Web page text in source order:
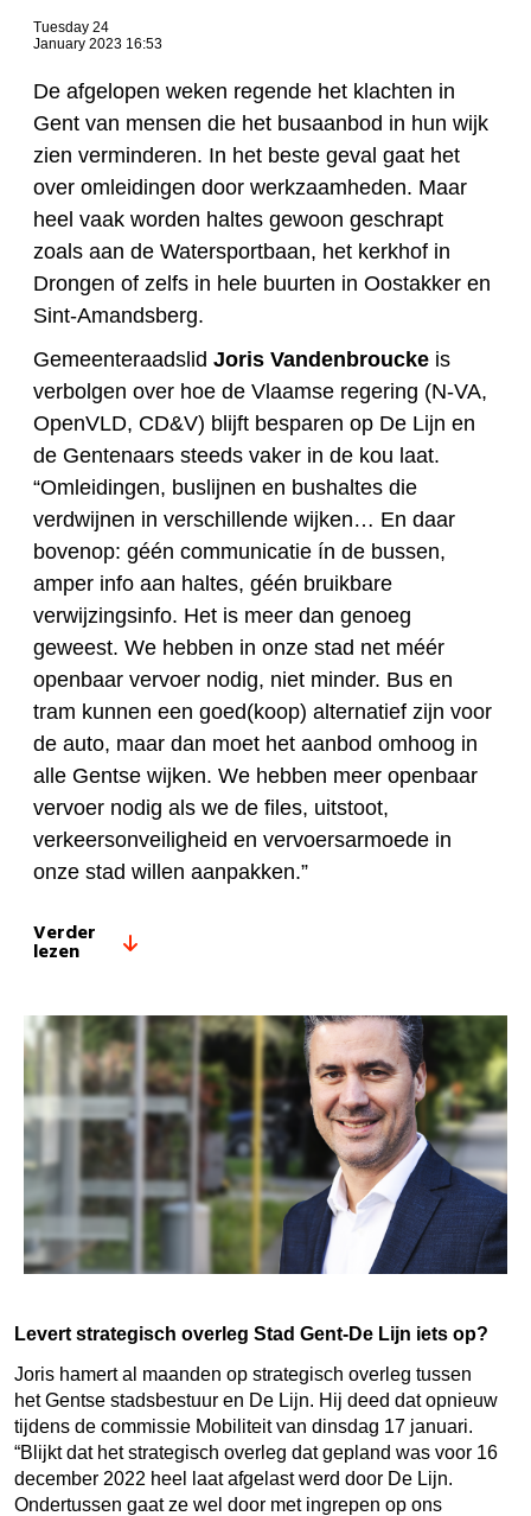
Tuesday 24
January 2023 16:53
De afgelopen weken regende het klachten in
Gent van mensen die het busaanbod in hun wijk
zien verminderen. In het beste geval gaat het
over omleidingen door werkzaamheden. Maar
heel vaak worden haltes gewoon geschrapt
zoals aan de Watersportbaan, het kerkhof in
Drongen of zelfs in hele buurten in Oostakker en
Sint-Amandsberg.
Gemeenteraadslid Joris Vandenbroucke is
verbolgen over hoe de Vlaamse regering (N-VA,
OpenVLD, CD&V) blijft besparen op De Lijn en
de Gentenaars steeds vaker in de kou laat.
“Omleidingen, buslijnen en bushaltes die
verdwijnen in verschillende wijken… En daar
bovenop: géén communicatie ín de bussen,
amper info aan haltes, géén bruikbare
verwijzingsinfo. Het is meer dan genoeg
geweest. We hebben in onze stad net méér
openbaar vervoer nodig, niet minder. Bus en
tram kunnen een goed(koop) alternatief zijn voor
de auto, maar dan moet het aanbod omhoog in
alle Gentse wijken. We hebben meer openbaar
vervoer nodig als we de files, uitstoot,
verkeersonveiligheid en vervoersarmoede in
onze stad willen aanpakken.”
Verder
lezen
Levert strategisch overleg Stad Gent-De Lijn iets op?
Joris hamert al maanden op strategisch overleg tussen
het Gentse stadsbestuur en De Lijn. Hij deed dat opnieuw
tijdens de commissie Mobiliteit van dinsdag 17 januari.
“Blijkt dat het strategisch overleg dat gepland was voor 16
december 2022 heel laat afgelast werd door De Lijn.
Ondertussen gaat ze wel door met ingrepen op ons